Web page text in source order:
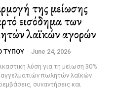
της μείωσης
εισόδημα των
λαϊκών αγορών
ΤΥΠΟΥ - June 24, 2026
λύση για τη μείωση 30%
πωλητών λαϊκών